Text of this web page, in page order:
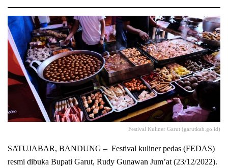
Festival Kuliner Garut (garutkab.go.id)
SATUJABAR, BANDUNG – Festival kuliner pedas (FEDAS)
resmi dibuka Bupati Garut, Rudy Gunawan Jum’at (23/12/2022).